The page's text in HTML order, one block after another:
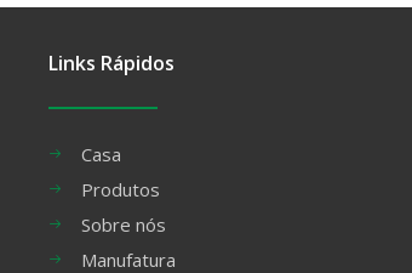
Links Rápidos
Casa
Produtos
Sobre nós
Manufatura